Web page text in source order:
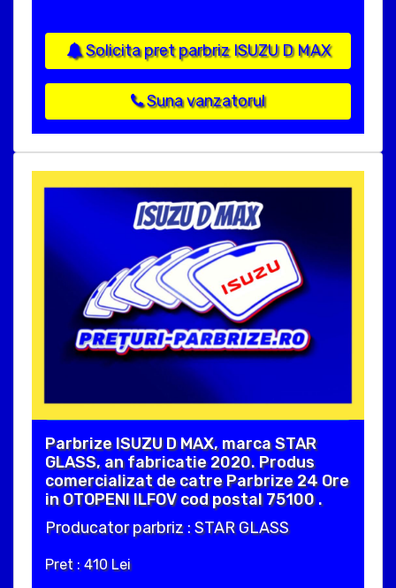
Solicita pret parbriz ISUZU D MAX
Suna vanzatorul
Parbrize ISUZU D MAX, marca STAR
GLASS, an fabricatie 2020. Produs
comercializat de catre Parbrize 24 Ore
in OTOPENI ILFOV cod postal 75100 .
Producator parbriz : STAR GLASS
Pret : 410 Lei